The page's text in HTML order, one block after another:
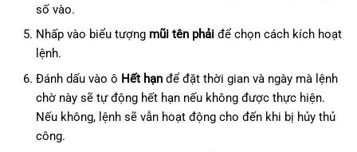
số vào.
Nhấp vào biểu tượng mũi tên phải để chọn cách kích hoạt
lệnh.
Đánh dấu vào ô Hết hạnđể đặt thời gian và ngày mà lệnh
chờ này sẽ tự động hết hạn nếu không được thực hiện.
Nếu không, lệnh sẽ vẫn hoạt động cho đến khi bị hủy thủ
công.